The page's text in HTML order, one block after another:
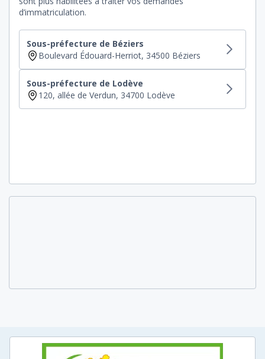
d’immatriculation.
Sous-préfecture de Béziers
Boulevard Édouard-Herriot, 34500 Béziers
Sous-préfecture de Lodève
120, allée de Verdun, 34700 Lodève